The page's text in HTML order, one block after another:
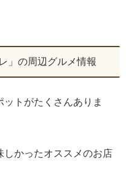
」の周辺グルメ情報
トがたくさんありま
しかったオススメのお店